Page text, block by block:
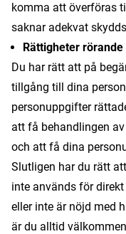
komma att överföras
saknar adekvat
Rättigheter
Du har rätt att på
tillgång till dina
personuppgifter
att få behandlingen
och att få dina
Slutligen har du rätt
inte används för
eller inte är nöjd med
är du alltid